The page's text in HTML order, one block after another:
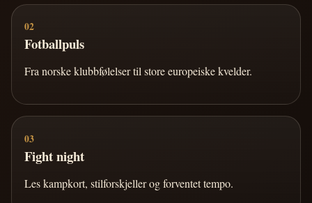
02
Fotballpuls
Fra norske klubbfølelser til store europeiske kvelder.
03
Fight night
Les kampkort, stilforskjeller og forventet tempo.